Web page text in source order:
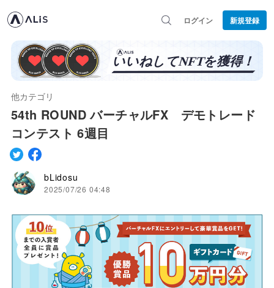
ログイン 新規登録
他カテゴリ
54th ROUND バーチャルFX デモトレード
コンテスト 6週目
bLidosu
2025/07/26 04:48